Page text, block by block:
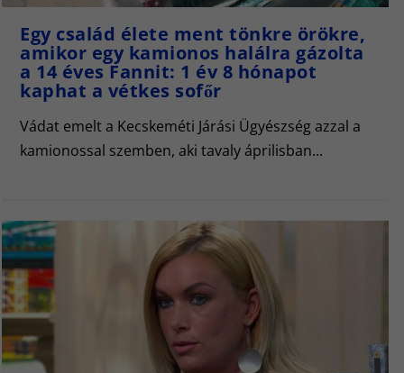
Egy család élete ment tönkre örökre,
amikor egy kamionos halálra gázolta
a 14 éves Fannit: 1 év 8 hónapot
kaphat a vétkes sofőr
Vádat emelt a Kecskeméti Járási Ügyészség azzal a
kamionossal szemben, aki tavaly áprilisban...